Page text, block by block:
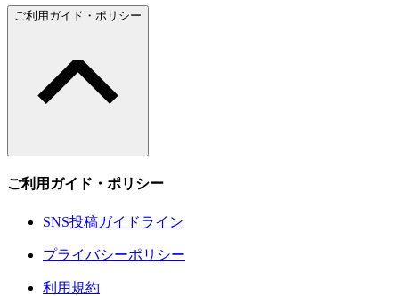
ご利用ガイド・ポリシー
ご利用ガイド・ポリシー
SNS投稿ガイドライン
プライバシーポリシー
利用規約